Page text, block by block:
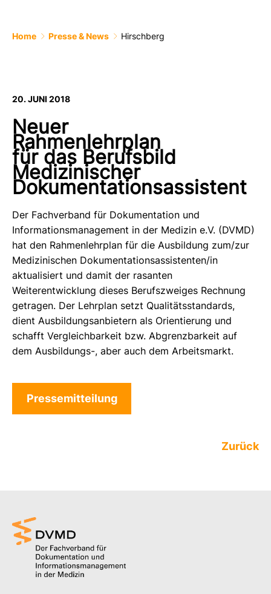
Home Presse & News Hirschberg
20. JUNI 2018
Neuer
Rahmenlehrplan
für das Berufsbild
Medizinischer
Dokumentationsassistent
Der Fachverband für Dokumentation und
Informationsmanagement in der Medizin e.V. (DVMD)
hat den Rahmenlehrplan für die Ausbildung zum/zur
Medizinischen Dokumentationsassistenten/in
aktualisiert und damit der rasanten
Weiterentwicklung dieses Berufszweiges Rechnung
getragen. Der Lehrplan setzt Qualitätsstandards,
dient Ausbildungsanbietern als Orientierung und
schafft Vergleichbarkeit bzw. Abgrenzbarkeit auf
dem Ausbildungs-, aber auch dem Arbeitsmarkt.
Pressemitteilung
Zurück